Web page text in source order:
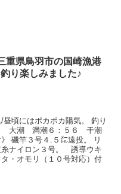
重県鳥羽市の国崎漁港
り楽しみました♪
頃にはポカポカ陽気。 釣り
大潮 満潮６：５６ 干潮
磯竿３号４.５㍍遠投。 リ
糸ナイロン３号。 誘導ウキ
・オモリ（１０号対応）付